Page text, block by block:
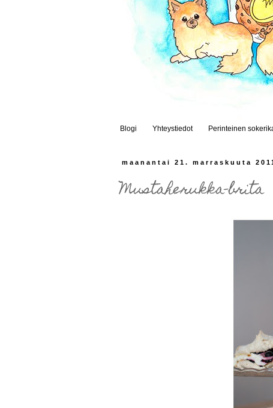
Blogi Yhteystiedot Perinteinen
maanantai 21. marraskuuta
Mustaherukka-brita